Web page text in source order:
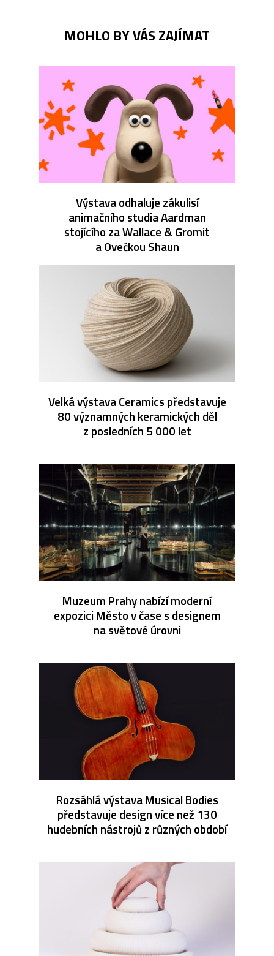
MOHLO BY VÁS ZAJÍMAT
Výstava odhaluje zákulisí
animačního studia Aardman
stojícího za Wallace & Gromit
a Ovečkou Shaun
Velká výstava Ceramics představuje
80 významných keramických děl
z posledních 5 000 let
Muzeum Prahy nabízí moderní
expozici Město v čase s designem
na světové úrovni
Rozsáhlá výstava Musical Bodies
představuje design více než 130
hudebních nástrojů z různých období